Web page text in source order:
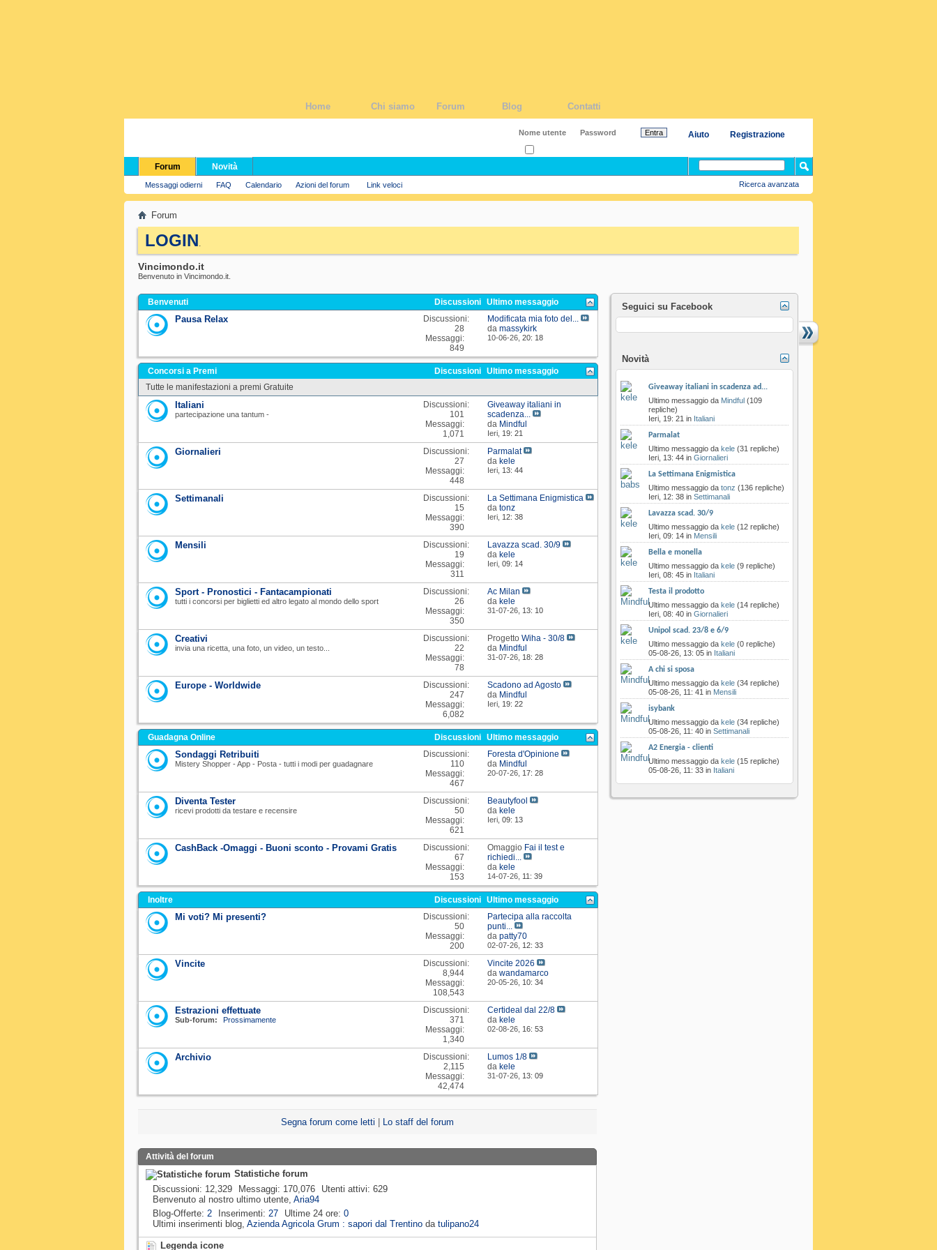
Home Chi siamo Forum Blog Contatti
Registrazione
Aiuto
Forum
Messaggi odierni FAQ Calendario Azioni del forum Link veloci
Novità
Ricerca avanzata
Forum
LOGIN.
Vincimondo.it
Benvenuto in Vincimondo.it.
Benvenuti Discussioni Ultimo messaggio
Pausa Relax
Discussioni:
28
Messaggi:
849
Modificata mia foto del...
damassykirk
10-06-26,20: 18
Concorsi a Premi Discussioni Ultimo messaggio
Tutte le manifestazioni a premi Gratuite
Italiani
partecipazione una tantum -
Discussioni:
101
Messaggi:
1,071
Giveaway italiani in
scadenza...
da Mindful
Ieri, 19: 21
Giornalieri
Discussioni:
27
Messaggi:
448
Parmalat
da kele
Ieri, 13: 44
Settimanali
Discussioni:
15
Messaggi:
390
La Settimana Enigmistica
datonz
Ieri, 12: 38
Mensili
Discussioni:
19
Messaggi:
311
Lavazza scad. 30/9
da kele
Ieri,09: 14
Sport - Pronostici - Fantacampionati
tutti i concorsi per biglietti ed altro legato al mondo dello sport
Discussioni:
26
Messaggi:
350
Ac Milan
da kele
31-07-26, 13: 10
Creativi
invia una ricetta, una foto, un video, un testo...
Discussioni:
22
Messaggi:
78
ProgettoWiha - 30/8
da Mindful
31-07-26, 18: 28
Europe - Worldwide
Discussioni:
247
Messaggi:
6,082
Scadono ad Agosto
da Mindful
Ieri, 19: 22
Guadagna Online Discussioni Ultimo messaggio
Sondaggi Retribuiti
Mistery Shopper - App - Posta - tutti i modi per guadagnare
Discussioni:
110
Messaggi:
467
Foresta d'Opinione
da Mindful
20-07-26, 17: 28
Diventa Tester
ricevi prodotti da testare e recensire
Discussioni:
50
Messaggi:
621
Beautyfool
da kele
Ieri,09: 13
CashBack -Omaggi - Buoni sconto - Provami Gratis
Discussioni:
67
Messaggi:
153
Omaggio Fai il test e
richiedi...
da kele
14-07-26, 11: 39
Inoltre Discussioni Ultimo messaggio
Mi voti? Mi presenti?
Discussioni:
50
Messaggi:
200
Partecipa alla raccolta
punti...
dapatty70
02-07-26, 12: 33
Vincite
Discussioni:
8,944
Messaggi:
108,543
Vincite 2026
dawandamarco
20-05-26, 10: 34
Estrazioni effettuate
Sub-forum: Prossimamente
Discussioni:
371
Messaggi:
1,340
Certideal dal 22/8
da kele
02-08-26, 16: 53
Archivio
Discussioni:
2,115
Messaggi:
42,474
Lumos 1/8
da kele
31-07-26, 13: 09
Segna forum come letti Lo staff del forum
Attività del forum
Statistiche forum
Discussioni
12,329 Messaggi 170,076 Utenti attivi 629
Benvenuto al nostro ultimo utente, Aria94
Blog-Offerte 2 Inserimenti 27 Ultime 24 ore 0
Ultimi inserimenti blog, Azienda Agricola Grum : sapori dal Trentino da tulipano24
Legenda icone
Seguici su Facebook
Novità
Giveaway italiani in scadenza ad...
‎Ultimo messaggio da Mindful ‎(109
repliche)
Ieri, 19: 21 in Italiani
Parmalat
‎Ultimo messaggio da kele ‎(31 repliche)
Ieri, 13: 44 in Giornalieri
La Settimana Enigmistica
‎Ultimo messaggio da tonz ‎(136 repliche)
Ieri, 12: 38 in Settimanali
Lavazza scad. 30/9
‎Ultimo messaggio da kele ‎(12 repliche)
Ieri, 09: 14 in Mensili
Bella e monella
‎Ultimo messaggio da kele ‎(9 repliche)
Ieri, 08: 45 in Italiani
Testa il prodotto
‎Ultimo messaggio da kele ‎(14 repliche)
Ieri, 08: 40 in Giornalieri
Unipol scad. 23/8 e 6/9
‎Ultimo messaggio da kele ‎(0 repliche)
05-08-26, 13: 05 in Italiani
A chi si sposa
‎Ultimo messaggio da kele ‎(34 repliche)
05-08-26, 11: 41 in Mensili
isybank
‎Ultimo messaggio da kele ‎(34 repliche)
05-08-26, 11: 40 in Settimanali
A2 Energia - clienti
‎Ultimo messaggio da kele ‎(15 repliche)
05-08-26, 11: 33 in Italiani